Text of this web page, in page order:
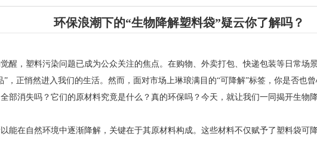
环保浪潮下的“生物降解塑料袋”疑云你了解吗？
醒，塑料污染问题已成为公众关注的焦点。在购物、外卖打包、快递包装等日常场景
”，正悄然进入我们的生活。然而，面对市场上琳琅满目的“可降解”标签，你是否也
部消失吗？它们的原材料究竟是什么？真的环保吗？今天，就让我们一同揭开生物
能在自然环境中逐渐降解，关键在于其原材料构成。这些材料不仅赋予了塑料袋可